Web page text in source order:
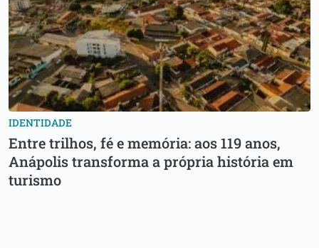
IDENTIDADE
Entre trilhos, fé e memória: aos 119 anos,
Anápolis transforma a própria história em
turismo